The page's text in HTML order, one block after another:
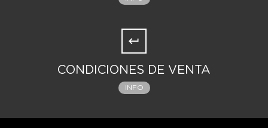
CONDICIONES DE VENTA
INFO